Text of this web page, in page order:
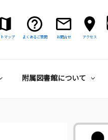
マップ よくあるご質問 お問合せ アクセス
附属図書館について